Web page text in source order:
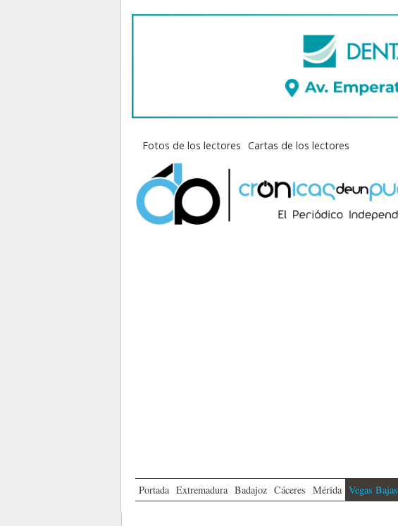
Fotos de los lectores Cartas de los lectores
Portada Extremadura Badajoz Cáceres Mérida Vegas Bajas